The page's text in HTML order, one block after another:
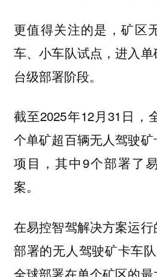
更值得关注的是，矿区
车、小车队试点，进入
台级部署阶段。
截至2025年12月31日，
个单矿超百辆无人驾驶
项目，其中9个部署了
案。
在易控智驾解决方案运
部署的无人驾驶矿卡车
全球部署在单个矿区的